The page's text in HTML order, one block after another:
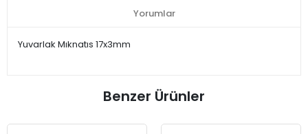
Yorumlar
Yuvarlak Mıknatıs 17x3mm
Benzer Ürünler